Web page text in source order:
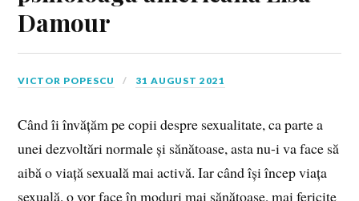
Damour
VICTOR POPESCU 31 AUGUST 2021
Când îi învățăm pe copii despre sexualitate, ca parte a
unei dezvoltări normale și sănătoase, asta nu-i va face să
aibă o viață sexuală mai activă. Iar când își încep viața
sexuală, o vor face în moduri mai sănătoase, mai fericite